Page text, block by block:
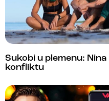
Sukobi u plemenu:
konfliktu